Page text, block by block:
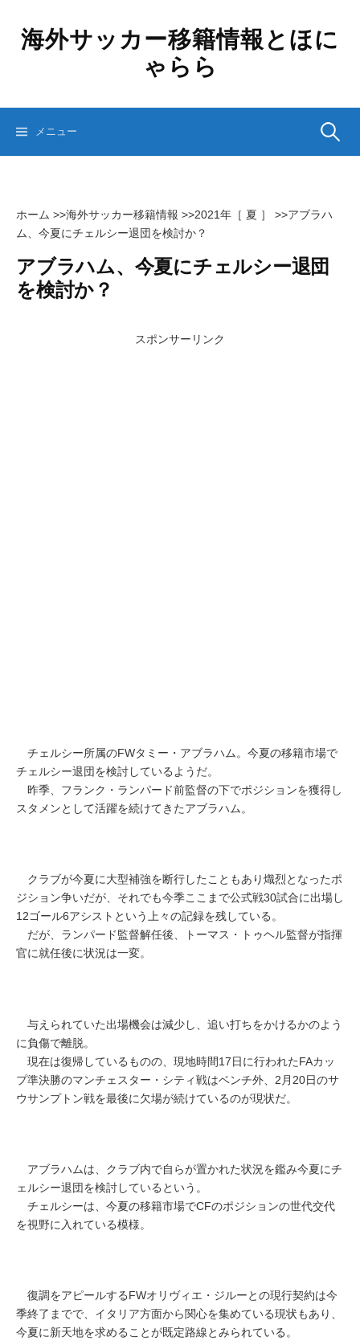
ッ
海外サッカー移籍情報とほに
ゃらら
メニュー 検
ホーム >>海外サッカー移籍情報 >>2021年［ 夏 ］ >>アブラハ
ム、今夏にチェルシー退団を検討か？
アブラハム、今夏にチェルシー退団
を検討か？
スポンサーリンク
チェルシー所属のFWタミー・アブラハム。今夏の移籍市場で
チェルシー退団を検討しているようだ。
昨季、フランク・ランパード前監督の下でポジションを獲得し
スタメンとして活躍を続けてきたアブラハム。
クラブが今夏に大型補強を断行したこともあり熾烈となったポ
ジション争いだが、それでも今季ここまで公式戦30試合に出場し
12ゴール6アシストという上々の記録を残している。
だが、ランパード監督解任後、トーマス・トゥヘル監督が指揮
官に就任後に状況は一変。
与えられていた出場機会は減少し、追い打ちをかけるかのよう
に負傷で離脱。
現在は復帰しているものの、現地時間17日に行われたFAカッ
プ準決勝のマンチェスター・シティ戦はベンチ外、2月20日のサ
ウサンプトン戦を最後に欠場が続けているのが現状だ。
アブラハムは、クラブ内で自らが置かれた状況を鑑み今夏にチ
ェルシー退団を検討しているという。
チェルシーは、今夏の移籍市場でCFのポジションの世代交代
を視野に入れている模様。
復調をアピールするFWオリヴィエ・ジルーとの現行契約は今
季終了までで、イタリア方面から関心を集めている現状もあり、
今夏に新天地を求めることが既定路線とみられている。